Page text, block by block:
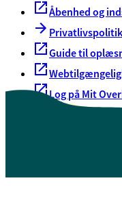
Åbenhed og
Privatlivspolitik
Guide til
Log på Mit